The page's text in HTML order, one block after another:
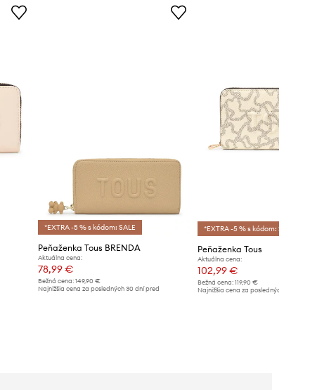
*EXTRA -5 % s kódom: SALE
Peňaženka Tous BRENDA
Aktuálna cena:
78,99 €
Bežná cena:149,90 €
Najnižšia cena za posledných 30 dní pred
*EXTRA -5 % s kódom: SALE
Peňaženka Tous
Aktuálna cena:
102,99 €
Bežná cena: 119,90 €
Najnižšia cena za posledných 30 dní